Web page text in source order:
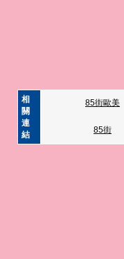
相
關
連
結
85街歐美
85街